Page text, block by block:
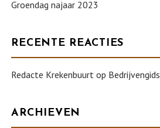
Groendag najaar 2023
RECENTE REACTIES
Redacte Krekenbuurt op Bedrijvengids
ARCHIEVEN